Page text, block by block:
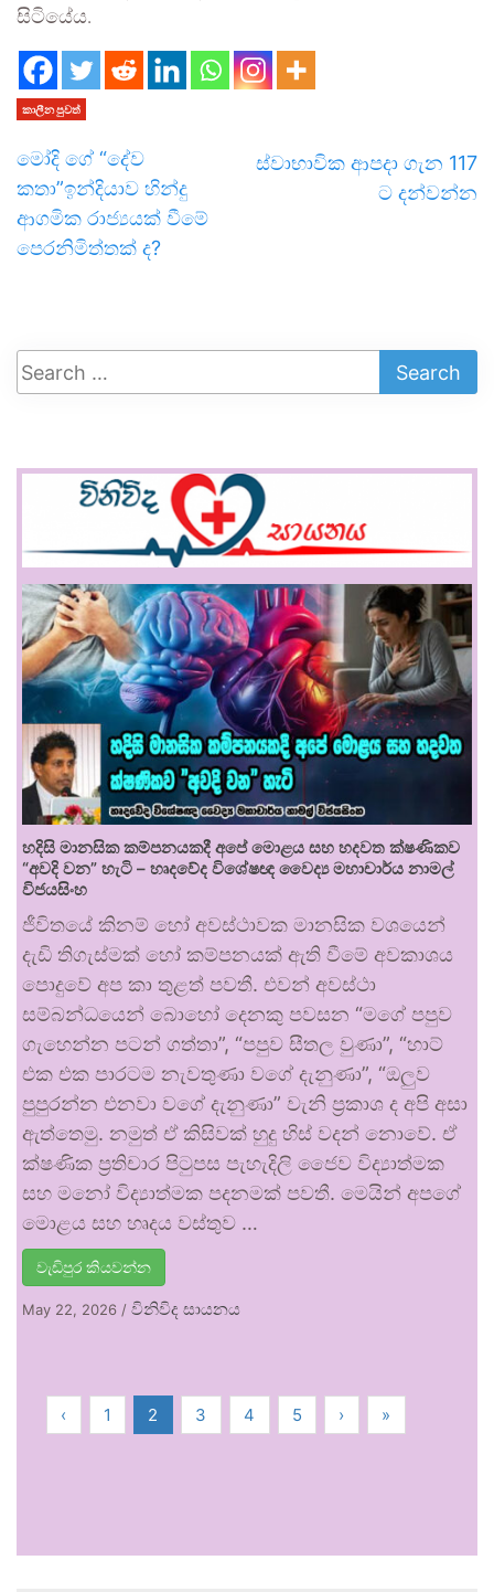
සිටියේය.
කාලීන පුවත්
මෝදි ගේ “දේව
කතා”ඉන්දියාව හින්දු
ආගමික රාජ්‍යයක් වීමේ
පෙරනිමිත්තක් ද?
ස්වාභාවික ආපදා ගැන 117
ට දන්වන්න
හදිසි මානසික කම්පනයකදී අපේ මොළය සහ හදවත ක්ෂණිකව
“අවදි වන” හැටි – හෘදවේද විශේෂඥ වෛද්‍ය මහාචාර්ය නාමල්
විජයසිංහ
ජීවිතයේ කිනම් හෝ අවස්ථාවක මානසික වශයෙන්
දැඩි තිගැස්මක් හෝ කම්පනයක් ඇති වීමේ අවකාශය
පොදුවේ අප කා තුළත් පවතී. එවන් අවස්ථා
සම්බන්ධයෙන් බොහෝ දෙනකු පවසන “මගේ පපුව
ගැහෙන්න පටන් ගත්තා”, “පපුව සීතල වුණා”, “හාට්
එක එක පාරටම නැවතුණා වගේ දැනුණා”, “ඔලුව
පුපුරන්න එනවා වගේ දැනුණා” වැනි ප්‍රකාශ ද අපි අසා
ඇත්තෙමු. නමුත් ඒ කිසිවක් හුදු හිස් වදන් නොවේ. ඒ
ක්ෂණික ප්‍රතිචාර පිටුපස පැහැදිලි ජෛව විද්‍යාත්මක
සහ මනෝ විද්‍යාත්මක පදනමක් පවතී. මෙයින් අපගේ
මොළය සහ හෘදය වස්තුව …
වැඩිපුර කියවන්න
May 22, 2026 / විනිවිද සායනය
‹ 1 2 3 4 5 › »